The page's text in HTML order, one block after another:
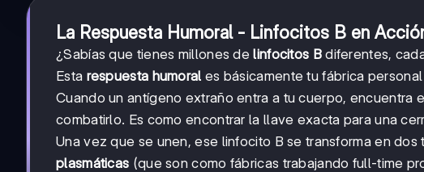
La Respuesta Humoral - Linfocitos B en
¿Sabías que tienes millones delinfocitos Bdiferentes,
Esta respuesta humoral es básicamente tu fábrica
Cuando un antígeno extraño entra a tu cuerpo,
combatirlo. Es como encontrar la llave exacta para una
Una vez que se unen, ese linfocito B se transforma en
plasmáticas (que son como fábricas trabajando full-time